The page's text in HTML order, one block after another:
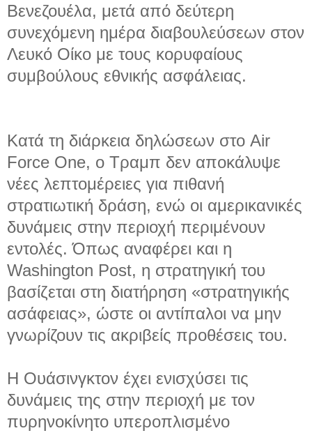
Βενεζουέλα, μετά από δεύτερη
συνεχόμενη ημέρα διαβουλεύσεων στον
Λευκό Οίκο με τους κορυφαίους
συμβούλους εθνικής ασφάλειας.
Κατά τη διάρκεια δηλώσεων στο Air
Force One, ο Τραμπ δεν αποκάλυψε
νέες λεπτομέρειες για πιθανή
στρατιωτική δράση, ενώ οι αμερικανικές
δυνάμεις στην περιοχή περιμένουν
εντολές. Όπως αναφέρει και η
Washington Post, η στρατηγική του
βασίζεται στη διατήρηση «στρατηγικής
ασάφειας», ώστε οι αντίπαλοι να μην
γνωρίζουν τις ακριβείς προθέσεις του.
Η Ουάσινγκτον έχει ενισχύσει τις
δυνάμεις της στην περιοχή με τον
πυρηνοκίνητο υπεροπλισμένο